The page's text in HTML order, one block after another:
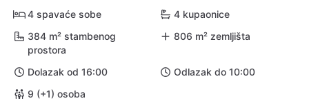
4 spavaće sobe
4 kupaonice
384 m² stambenog
prostora
806 m² zemljišta
Dolazak od 16:00
Odlazak do 10:00
9 (+1) osoba